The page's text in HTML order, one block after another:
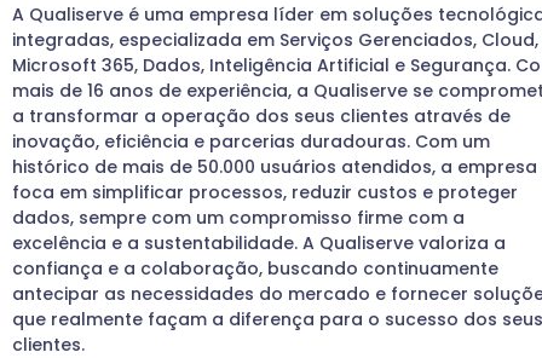
A Qualiserve é uma empresa líder em soluções
integradas, especializada em Serviços Gerenciados, Cloud,
Microsoft 365, Dados, Inteligência Artificial e Segurança.
mais de 16 anos de experiência, a Qualiserve se
a transformar a operação dos seus clientes através de
inovação, eficiência e parcerias duradouras. Com um
histórico de mais de 50.000 usuários atendidos, a empresa
foca em simplificar processos, reduzir custos e proteger
dados, sempre com um compromisso firme com a
excelência e a sustentabilidade. A Qualiserve valoriza a
confiança e a colaboração, buscando continuamente
antecipar as necessidades do mercado e fornecer
que realmente façam a diferença para o sucesso dos seus
clientes.